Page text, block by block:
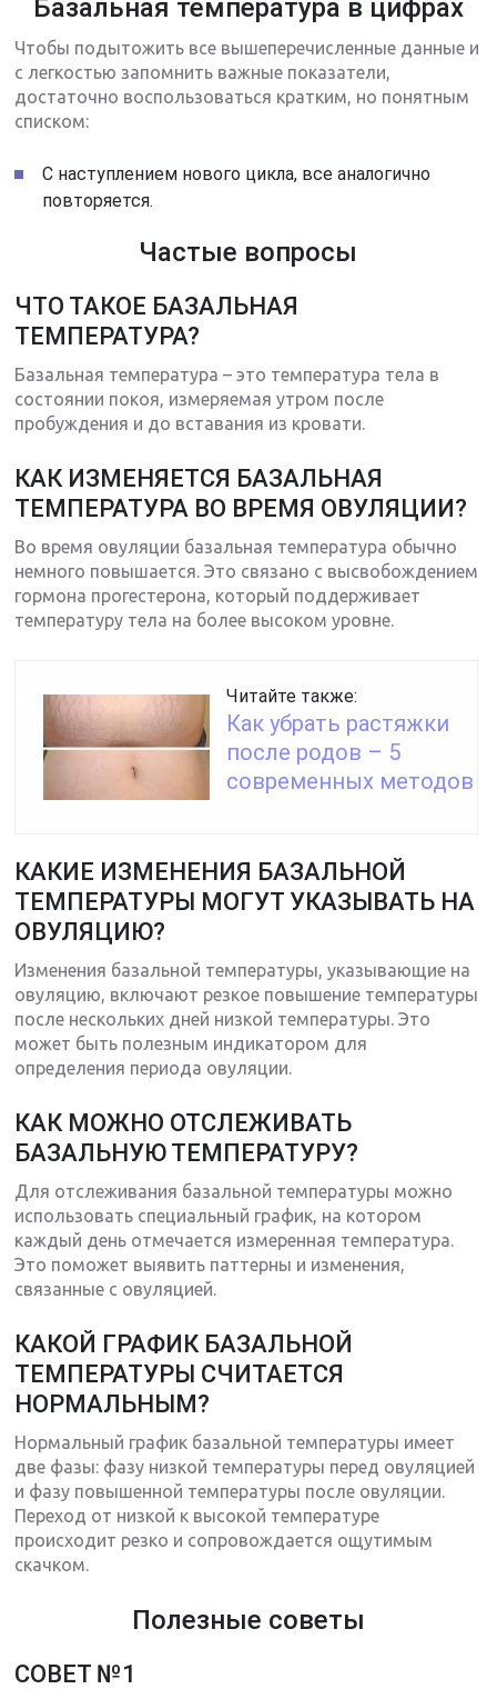
Базальная температура в цифрах
Чтобы подытожить все вышеперечисленные данные и
с легкостью запомнить важные показатели,
достаточно воспользоваться кратким, но понятным
списком:
С наступлением нового цикла, все аналогично
повторяется.
Частые вопросы
ЧТО ТАКОЕ БАЗАЛЬНАЯ
ТЕМПЕРАТУРА?
Базальная температура – это температура тела в
состоянии покоя, измеряемая утром после
пробуждения и до вставания из кровати.
КАК ИЗМЕНЯЕТСЯ БАЗАЛЬНАЯ
ТЕМПЕРАТУРА ВО ВРЕМЯ ОВУЛЯЦИИ?
Во время овуляции базальная температура обычно
немного повышается. Это связано с высвобождением
гормона прогестерона, который поддерживает
температуру тела на более высоком уровне.
Читайте также:
Как убрать растяжки
после родов – 5
современных методов
КАКИЕ ИЗМЕНЕНИЯ БАЗАЛЬНОЙ
ТЕМПЕРАТУРЫ МОГУТ УКАЗЫВАТЬ НА
ОВУЛЯЦИЮ?
Изменения базальной температуры, указывающие на
овуляцию, включают резкое повышение температуры
после нескольких дней низкой температуры. Это
может быть полезным индикатором для
определения периода овуляции.
КАК МОЖНО ОТСЛЕЖИВАТЬ
БАЗАЛЬНУЮ ТЕМПЕРАТУРУ?
Для отслеживания базальной температуры можно
использовать специальный график, на котором
каждый день отмечается измеренная температура.
Это поможет выявить паттерны и изменения,
связанные с овуляцией.
КАКОЙ ГРАФИК БАЗАЛЬНОЙ
ТЕМПЕРАТУРЫ СЧИТАЕТСЯ
НОРМАЛЬНЫМ?
Нормальный график базальной температуры имеет
две фазы: фазу низкой температуры перед овуляцией
и фазу повышенной температуры после овуляции.
Переход от низкой к высокой температуре
происходит резко и сопровождается ощутимым
скачком.
Полезные советы
СОВЕТ №1